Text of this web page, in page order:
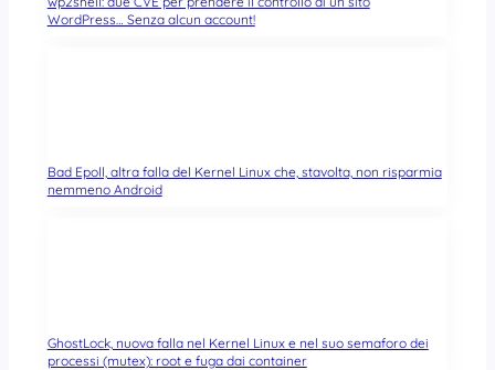
WordPress… Senza alcun account!
Bad Epoll, altra falla del Kernel Linux che, stavolta, non risparmia
nemmeno Android
GhostLock, nuova falla nel Kernel Linux e nel suo semaforo dei
processi (mutex): root e fuga dai container